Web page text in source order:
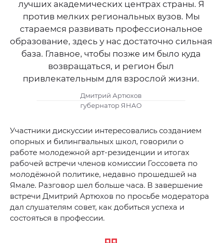
лучших академических центрах страны. Я
против мелких региональных вузов. Мы
стараемся развивать профессиональное
образование, здесь у нас достаточно сильная
база. Главное, чтобы позже им было куда
возвращаться, и регион был
привлекательным для взрослой жизни.
Дмитрий Артюхов
губернатор ЯНАО
Участники дискуссии интересовались созданием
опорных и билингвальных школ, говорили о
работе молодежной арт-резиденции и итогах
рабочей встречи членов комиссии Госсовета по
молодёжной политике, недавно прошедшей на
Ямале. Разговор шел больше часа. В завершение
встречи Дмитрий Артюхов по просьбе модератора
дал слушателям совет, как добиться успеха и
состояться в профессии.